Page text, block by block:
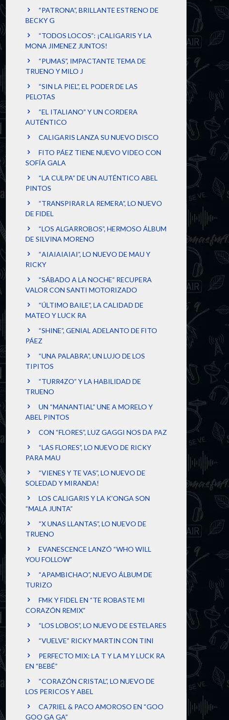
“PATRONA”, BRILLANTE ESTRENO DE
BECKY G
“TODOS LOCOS”: ¡CALIGARIS Y LA
MONA JIMENEZ JUNTOS!
“PUMAS”, IMPACTANTE TEMA DE
TRUENO Y MILO J
“SIN LA PIEL”, EL PODER DE LAS
PELOTAS
“EL ITALIANO” Y UN CORDERA
AUTÉNTICO
CALIGARIS LANZA SU NUEVO DISCO
FITO PÁEZ TIENE NUEVO VIDEO CON
SOFÍA GALA
“LA CULPA” DE UN AUTÉNTICO ABEL
PINTOS
“TRANSPIRAR LA REMERA”, LO NUEVO
DE FIDEL
“LOS ALGARROBOS”, HERMOSO ÁLBUM
DE SILVINA MORENO
“AIAIAIAIAI”, LO NUEVO DE MAU Y
RICKY
“SÁBADO A LA NOCHE” RECUPERA
VALOR CON SANTI MOTORIZADO
“ÚLTIMO BAILE”, LA CALIDAD DE
MATEO Y LUCK RA
“SHINE”, GENIAL ADELANTO DE FITO
PÁEZ
“UNA PALABRA”, UN LUJO DE LOS
TIPITOS
“TURR4ZO” Y LA HABILIDAD DE
TRUENO
UN “MANANTIAL” UNE A MORELO Y
ABEL PINTOS
CON “FLORES”, LUZ GAGGI NOS DA PAZ
“LAS FLORES”, LO NUEVO DE RICKY
PARA MAU
“VIENES Y TE VAS”, LO NUEVO DE
SOLEDAD Y MIRANDA!
LOS CALIGARIS Y LA K’ONGA SON
“MALA JUNTA”
“X UNAS LLANTAS”, LO NUEVO DE
TRUENO
EVANESCENCE LANZÓ “WHO WILL
YOU FOLLOW”
“APAMBICHAO”, NUEVO ÁLBUM DE
TURIZO
FMK Y FIDEL EN “TE ROBASTE MI
CORAZÓN REMIX”
“LOS LOBOS”, LO NUEVO DE ESTELARES
“VUELVE” RICKY MARTIN CON TINI
PERFECTO MIX: LA T Y LA M Y LUCK RA
EN “BEBÉ”
“CORAZÓN CRISTAL”, LO NUEVO DE
LOS PERICOS Y ABEL
CA7RIEL & PACO AMOROSO EN “GOO
GOO GA GA”